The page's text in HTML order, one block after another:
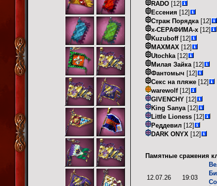
RADO [12]
Ессения [12]
Страж Порядка [12]
х-СЕРАФИМА-х [12]
Kuzuboff[12]
MAXMAX [12]
Utochka [12]
Милая Зайка [12]
Фантомыч [12]
Секс на пляже [12]
warewolf[12]
GIVENCHY [12]
King Sanya [12]
Little Lioness [12]
Реддевил [12]
DARK ONYX [12]
Памятные сражения
12.07.26 19:03